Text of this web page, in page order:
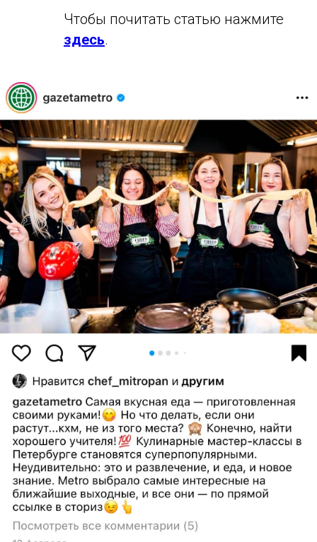
Чтобы почитать статью нажмите
здесь.